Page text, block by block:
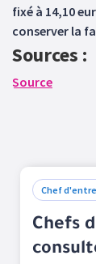
fixé à 14,10
conserver la
Sources :
Source
Chef
Chefs